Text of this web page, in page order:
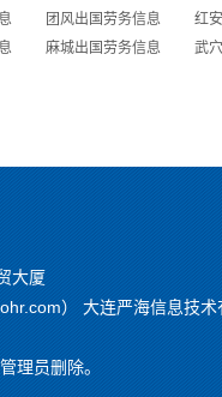
团风出国劳务信息 红
麻城出国劳务信息 武
大厦
） 大连严海信息技术
理员删除。